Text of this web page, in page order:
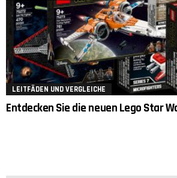
LEITFÄDEN UND VERGLEICHE
Entdecken Sie die neuen Lego Star